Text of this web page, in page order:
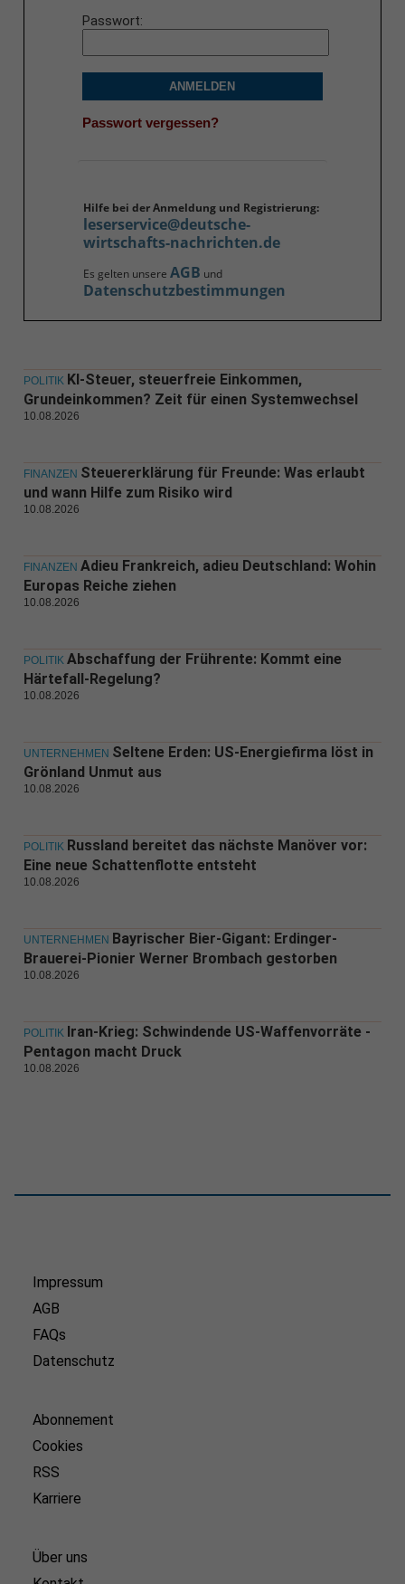
Passwort
ANMELDEN
Passwort vergessen?
Hilfe bei der Anmeldung und Registrierung:
leserservice@deutsche-
wirtschafts-nachrichten.de
Es gelten unsere AGB und
Datenschutzbestimmungen
POLITIK KI-Steuer, steuerfreie Einkommen,
Grundeinkommen? Zeit für einen Systemwechsel
10.08.2026
FINANZEN Steuererklärung für Freunde: Was erlaubt
und wann Hilfe zum Risiko wird
10.08.2026
FINANZEN Adieu Frankreich, adieu Deutschland: Wohin
Europas Reiche ziehen
10.08.2026
POLITIK Abschaffung der Frührente: Kommt eine
Härtefall-Regelung?
10.08.2026
UNTERNEHMEN Seltene Erden: US-Energiefirma löst in
Grönland Unmut aus
10.08.2026
POLITIK Russland bereitet das nächste Manöver vor:
Eine neue Schattenflotte entsteht
10.08.2026
UNTERNEHMEN Bayrischer Bier-Gigant: Erdinger-
Brauerei-Pionier Werner Brombach gestorben
10.08.2026
POLITIK Iran-Krieg: Schwindende US-Waffenvorräte -
Pentagon macht Druck
10.08.2026
Impressum
AGB
FAQs
Datenschutz
Abonnement
Cookies
RSS
Karriere
Über uns